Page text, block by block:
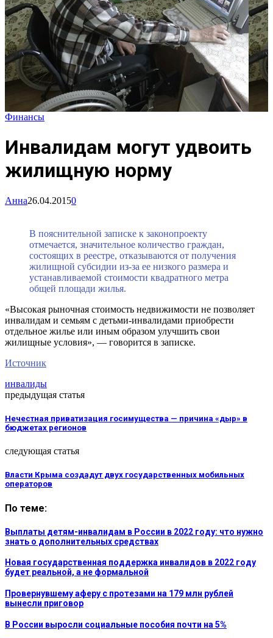
Финансы
Инвалидам могут удвоить
жилищную норму
Анна26.04.20150
В пояснительной записке к законопроекту
отмечается, значительное количество граждан,
состоящих в реестре, отказываются от получения
жилищной субсидии из-за ее низкого размера и
устанавливаемой стоимости квадратного метра
общей площади жилья.
«Высокая рыночная стоимость недвижимости не позволяет
инвалидам и семьям с детьми-инвалидами приобрести
отдельное жилье или иным образом улучшить свои
жилищные условия», — говорится в записке.
Источник
инвалиды
предыдущая статья
Нечестная приватизация госимущества — причина «дыр» в
бюджетах регионов
следующая статья
Власти Крыма создадут двух государственных мобильных
операторов
По теме:
Выплаты детям-инвалидам в России в 2022 году: что нужно
знать о дополнительных средствах
Новая государственная поддержка инвалидов в 2022 году
будет реальной, а не формальной
Провернувшему аферу с протезами на 179 млн рублей
вынесли приговор
В России выросли социальные пособия почти на 5%